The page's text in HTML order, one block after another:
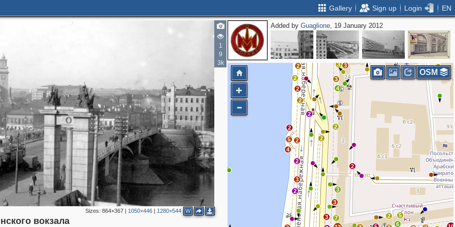
Gallery Sign up Login EN
1
9
3k
Sizes: 864×367| 1050×446| 1280×544 W
вокзала
Added byGuaglione, 19 January 2012
2
4
5
2
2 2
3
2
5
2
6
7
3
3
3
2
2
2
3
2
2
4
3
2
2
2
2
2
2
2
2
3
4
3
2
OSM